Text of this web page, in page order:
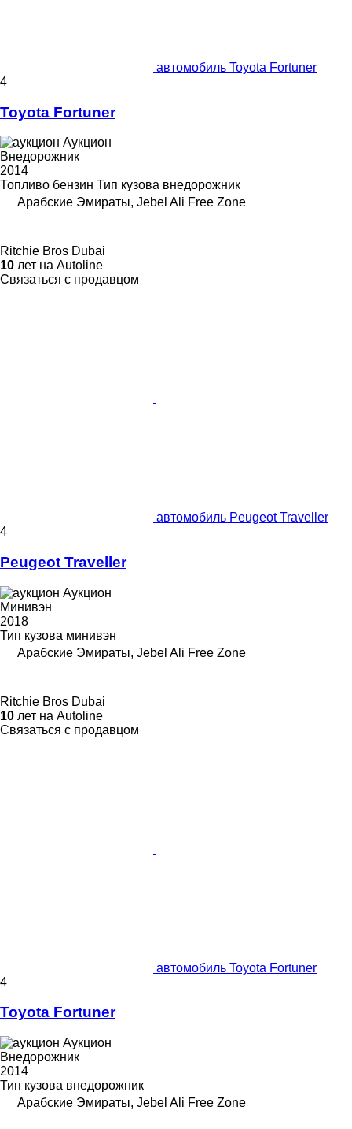
автомобиль Toyota Fortuner
4
Toyota Fortuner
Аукцион
Внедорожник
2014
Топливо бензин Тип кузова внедорожник
Арабские Эмираты, Jebel Ali Free Zone
Ritchie Bros Dubai
10 лет на Autoline
Связаться с продавцом
автомобиль Peugeot Traveller
4
Peugeot Traveller
Аукцион
Минивэн
2018
Тип кузова минивэн
Арабские Эмираты, Jebel Ali Free Zone
Ritchie Bros Dubai
10 лет на Autoline
Связаться с продавцом
автомобиль Toyota Fortuner
4
Toyota Fortuner
Аукцион
Внедорожник
2014
Тип кузова внедорожник
Арабские Эмираты, Jebel Ali Free Zone